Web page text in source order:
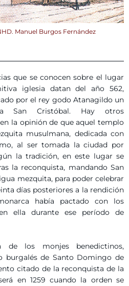
Manuel Burgos Fernández
que se conocen sobre el lugar
iglesia datan del año 562,
por el rey godo Atanagildo un
a San Cristóbal. Hay otros
la opinión de que aquel templo
musulmana, dedicada con
al ser tomada la ciudad por
la tradición, en este lugar se
la reconquista, mandando San
mezquita, para poder celebrar
días posteriores a la rendición
había pactado con los
ella durante ese período de
de los monjes benedictinos,
burgalés de Santo Domingo de
citado de la reconquista de la
en 1259 cuando la orden se